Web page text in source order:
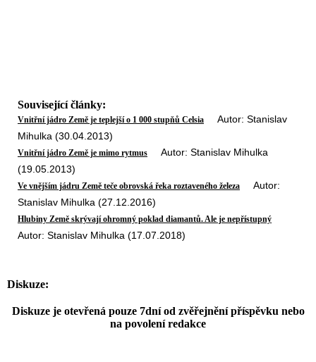
Související články:
Vnitřní jádro Země je teplejší o 1 000 stupňů Celsia Autor: Stanislav
Mihulka (30.04.2013)
Vnitřní jádro Země je mimo rytmus Autor: Stanislav Mihulka
(19.05.2013)
Ve vnějším jádru Země teče obrovská řeka roztaveného železa Autor:
Stanislav Mihulka (27.12.2016)
Hlubiny Země skrývají ohromný poklad diamantů. Ale je nepřístupný
Autor: Stanislav Mihulka (17.07.2018)
Diskuze:
Diskuze je otevřená pouze 7dní od zvěřejnění příspěvku nebo
na povolení redakce